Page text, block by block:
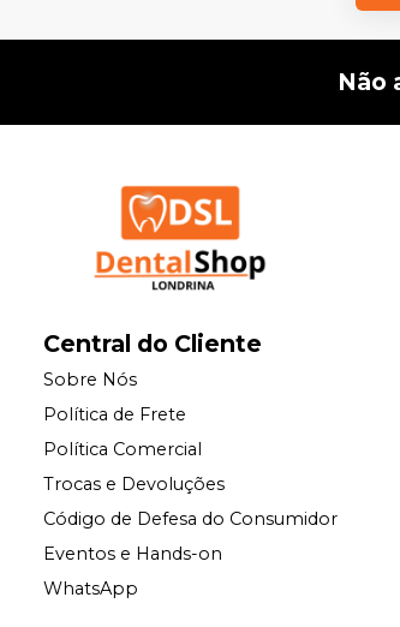
Não
Central do Cliente
Sobre Nós
Política de Frete
Política Comercial
Trocas e Devoluções
Código de Defesa do Consumidor
Eventos e Hands-on
WhatsApp